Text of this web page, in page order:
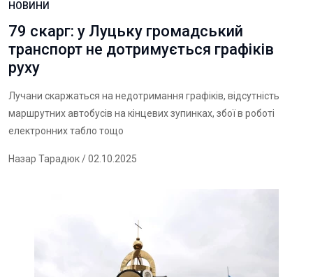
НОВИНИ
79 скарг: у Луцьку громадський
транспорт не дотримується графіків
руху
Лучани скаржаться на недотримання графіків, відсутність
маршрутних автобусів на кінцевих зупинках, збої в роботі
електронних табло тощо
Назар Тарадюк/ 02.10.2025